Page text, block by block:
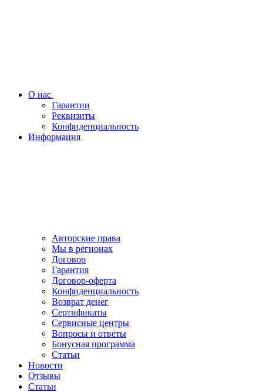
О нас
Гарантии
Реквизиты
Конфиденциальность
Информация
Авторские права
Мы в регионах
Договор
Гарантия
Договор-оферта
Конфиденциальность
Возврат денег
Сертификаты
Сервисные центры
Вопросы и ответы
Бонусная программа
Статьи
Новости
Отзывы
Статьи